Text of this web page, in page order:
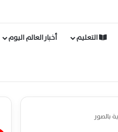
التعليم أخبار العالم اليوم
بالصور